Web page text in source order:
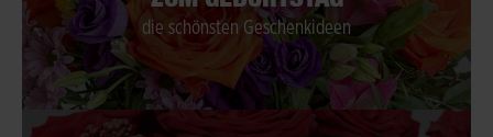
die schönsten Geschenkideen